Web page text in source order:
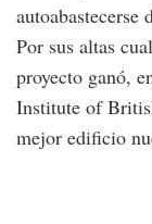
Por sus altas
proyecto ganó,
Institute of
mejor edificio